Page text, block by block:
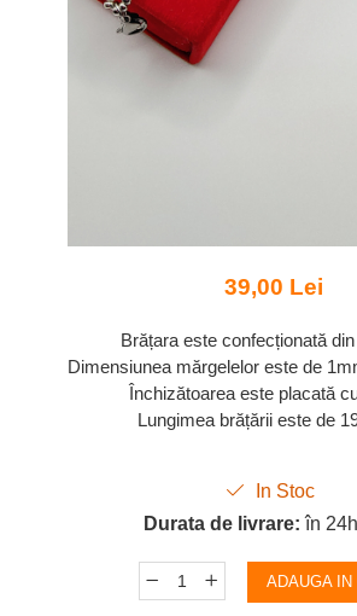
39,00 Lei
Brățara este confecționată
Dimensiunea mărgelelor este de
Închizătoarea este placată
Lungimea brățării este de
In Stoc
Durata de livrare: în
ADAUGA IN